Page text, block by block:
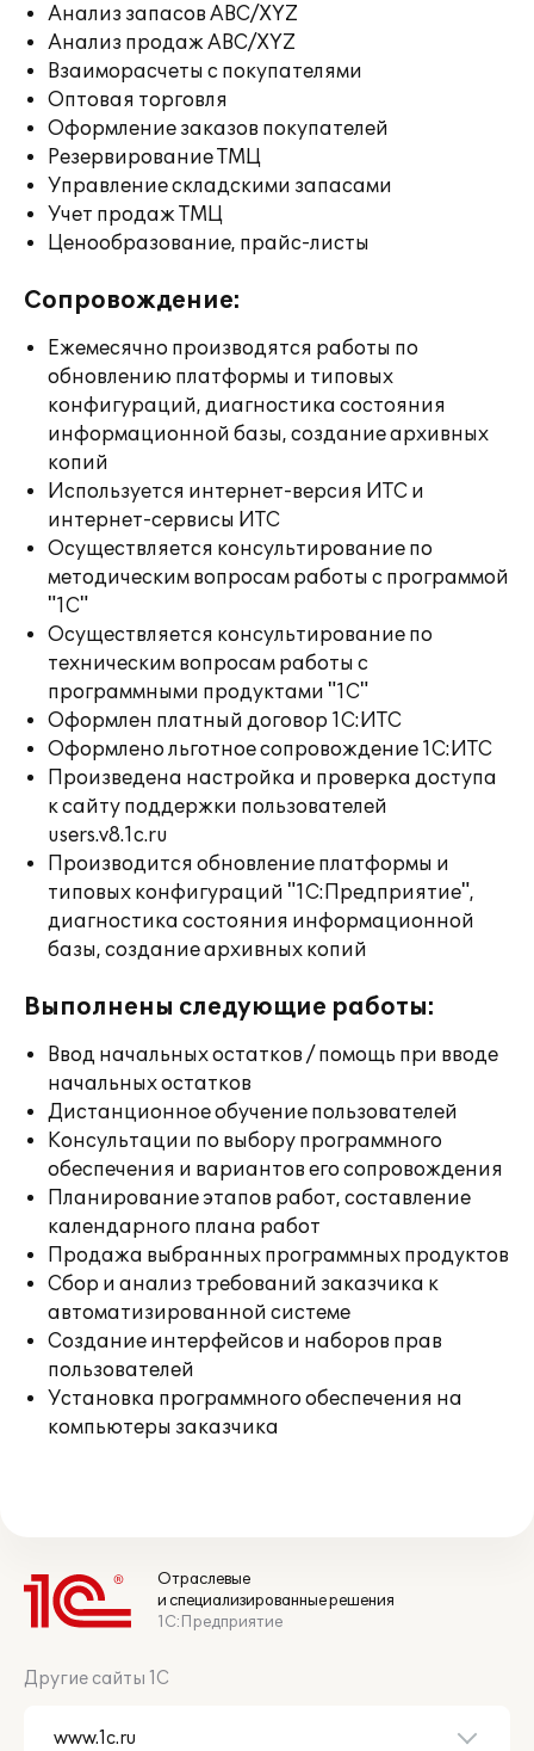
Анализ запасов ABC/XYZ
Анализ продаж ABC/XYZ
Взаиморасчеты с покупателями
Оптовая торговля
Оформление заказов покупателей
Резервирование ТМЦ
Управление складскими запасами
Учет продаж ТМЦ
Ценообразование, прайс-листы
Сопровождение:
Ежемесячно производятся работы по
обновлению платформы и типовых
конфигураций, диагностика состояния
информационной базы, создание архивных
копий
Используется интернет-версия ИТС и
интернет-сервисы ИТС
Осуществляется консультирование по
методическим вопросам работы с программой
"1С"
Осуществляется консультирование по
техническим вопросам работы с
программными продуктами "1С"
Оформлен платный договор 1С:ИТС
Оформлено льготное сопровождение 1С:ИТС
Произведена настройка и проверка доступа
к сайту поддержки пользователей
users.v8.1c.ru
Производится обновление платформы и
типовых конфигураций "1С:Предприятие",
диагностика состояния информационной
базы, создание архивных копий
Выполнены следующие работы:
Ввод начальных остатков / помощь при вводе
начальных остатков
Дистанционное обучение пользователей
Консультации по выбору программного
обеспечения и вариантов его сопровождения
Планирование этапов работ, составление
календарного плана работ
Продажа выбранных программных продуктов
Сбор и анализ требований заказчика к
автоматизированной системе
Создание интерфейсов и наборов прав
пользователей
Установка программного обеспечения на
компьютеры заказчика
Отраслевые
и специализированные решения
1С:Предприятие
Другие сайты 1С